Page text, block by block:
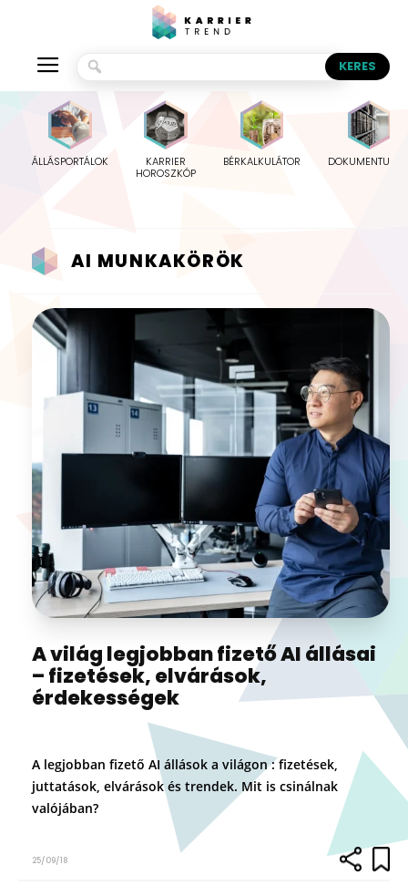
ÁLLÁSPORTÁLOK
KARRIER
HOROSZKÓP
BÉRKALKULÁTOR
AI MUNKAKÖRÖK
A világ legjobban fizető AI állásai
– fizetések, elvárások,
érdekességek
A legjobban fizető AI állások a világon : fizetések,
juttatások, elvárások és trendek. Mit is csinálnak
valójában?
25/09/18